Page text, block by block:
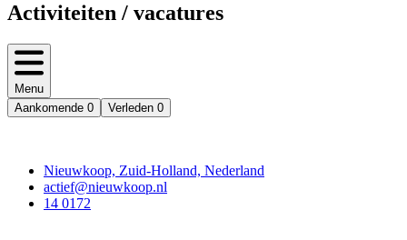
Activiteiten / vacatures
Menu
Aankomende 0 Verleden 0
Nieuwkoop, Zuid-Holland, Nederland
actief@nieuwkoop.nl
14 0172